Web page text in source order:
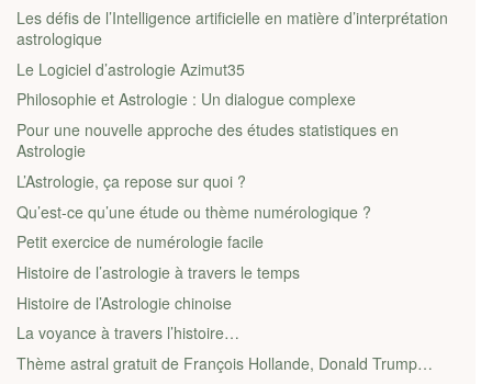
Les défis de l’Intelligence artificielle en matière d’interprétation
astrologique
Le Logiciel d’astrologie Azimut35
Philosophie et Astrologie : Un dialogue complexe
Pour une nouvelle approche des études statistiques en
Astrologie
L’Astrologie, ça repose sur quoi ?
Qu’est-ce qu’une étude ou thème numérologique ?
Petit exercice de numérologie facile
Histoire de l’astrologie à travers le temps
Histoire de l’Astrologie chinoise
La voyance à travers l’histoire…
Thème astral gratuit de François Hollande, Donald Trump…